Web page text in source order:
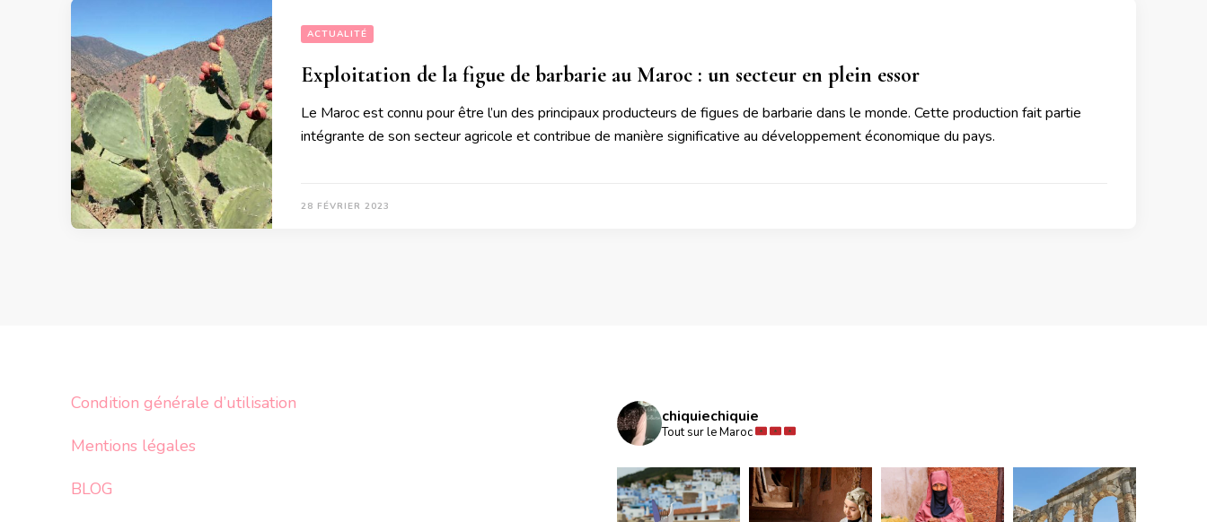
ACTUALITÉ
Exploitation de la figue de barbarie au Maroc : un secteur en plein essor
Le Maroc est connu pour être l’un des principaux producteurs de figues de barbarie dans le monde. Cette production fait partie
intégrante de son secteur agricole et contribue de manière significative au développement économique du pays.
28 FÉVRIER 2023
Condition générale d’utilisation
Mentions légales
BLOG
chiquiechiquie
Tout sur le Maroc